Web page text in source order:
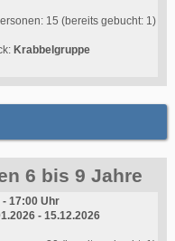
15 (bereits gebucht: 1)
Krabbelgruppe
6 bis 9 Jahre
- 17:00 Uhr
- 15.12.2026